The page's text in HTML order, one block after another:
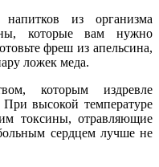
из организма
которые вам нужно
фреш из апельсина,
ложек меда.
которым издревле
При высокой температуре
токсины, отравляющие
сердцем лучше не